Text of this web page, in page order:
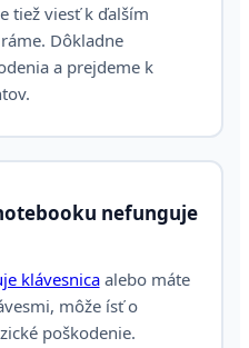
tiež viesť k ďalším
Dôkladne
a prejdeme k
nefunguje
klávesnicaalebo máte
môže ísť o
poškodenie.